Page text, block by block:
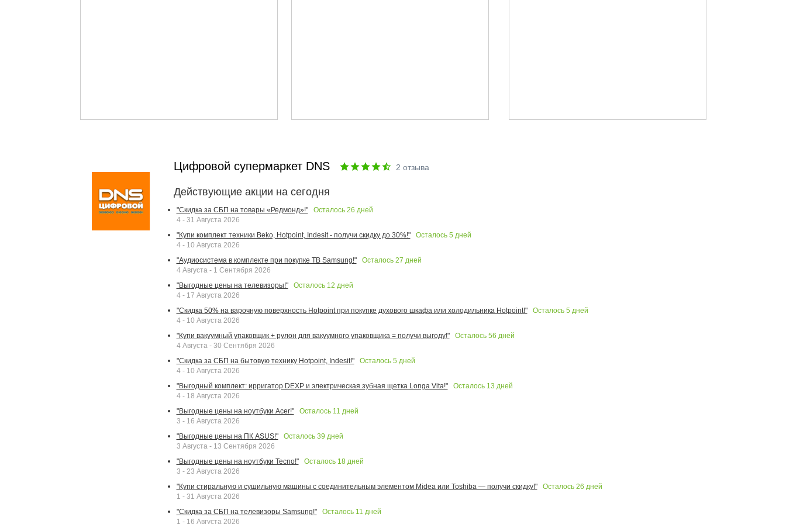
Цифровой супермаркет DNS 2 отзыва
Действующие акции на сегодня
"Скидка за СБП на товары «Редмонд»!" Осталось 26 дней
4 - 31 Августа 2026
"Купи комплект техники Beko, Hotpoint, Indesit - получи скидку до 30%!"
Осталось 5 дней
4 - 10 Августа 2026
"Аудиосистема в комплекте при покупке ТВ Samsung!"
Осталось 27 дней
4 Августа - 1 Сентября 2026
"Выгодные цены на телевизоры!"
Осталось 12 дней
4 - 17 Августа 2026
"Скидка 50% на варочную поверхность Hotpoint при покупке духового шкафа или холодильника Hotpoint!"
Осталось 5 дней
4 - 10 Августа 2026
"Купи вакуумный упаковщик + рулон для вакуумного упаковщика = получи выгоду!"
Осталось 56 дней
4 Августа - 30 Сентября 2026
"Скидка за СБП на бытовую технику Hotpoint, Indesit!"
Осталось 5 дней
4 - 10 Августа 2026
"Выгодный комплект: ирригатор DEXP и электрическая зубная щетка Longa Vita!"
Осталось 13 дней
4 - 18 Августа 2026
"Выгодные цены на ноутбуки Acer!"
Осталось 11 дней
3 - 16 Августа 2026
"Выгодные цены на ПК ASUS!"
Осталось 39 дней
3 Августа - 13 Сентября 2026
"Выгодные цены на ноутбуки Tecno!"
Осталось 18дней
3 - 23 Августа 2026
"Купи стиральную и сушильную машины с соединительным элементом Midea или Toshiba — получи скидку!"
Осталось 26 дней
1 - 31 Августа 2026
"Скидка за СБП на телевизоры Samsung!"
Осталось 11 дней
1 - 16 Августа 2026